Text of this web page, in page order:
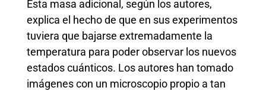
Esta masa adicional, según los autores,
explica el hecho de que en sus experimentos
tuviera que bajarse extremadamente la
temperatura para poder observar los nuevos
estados cuánticos. Los autores han tomado
imágenes con un microscopio propio a tan